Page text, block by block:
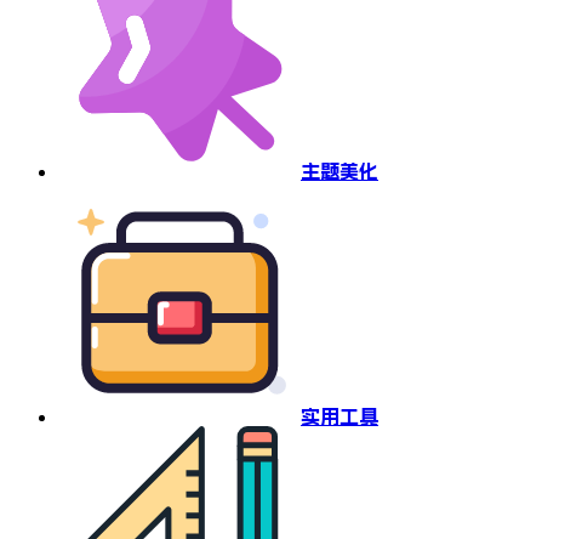
主题美化
实用工具